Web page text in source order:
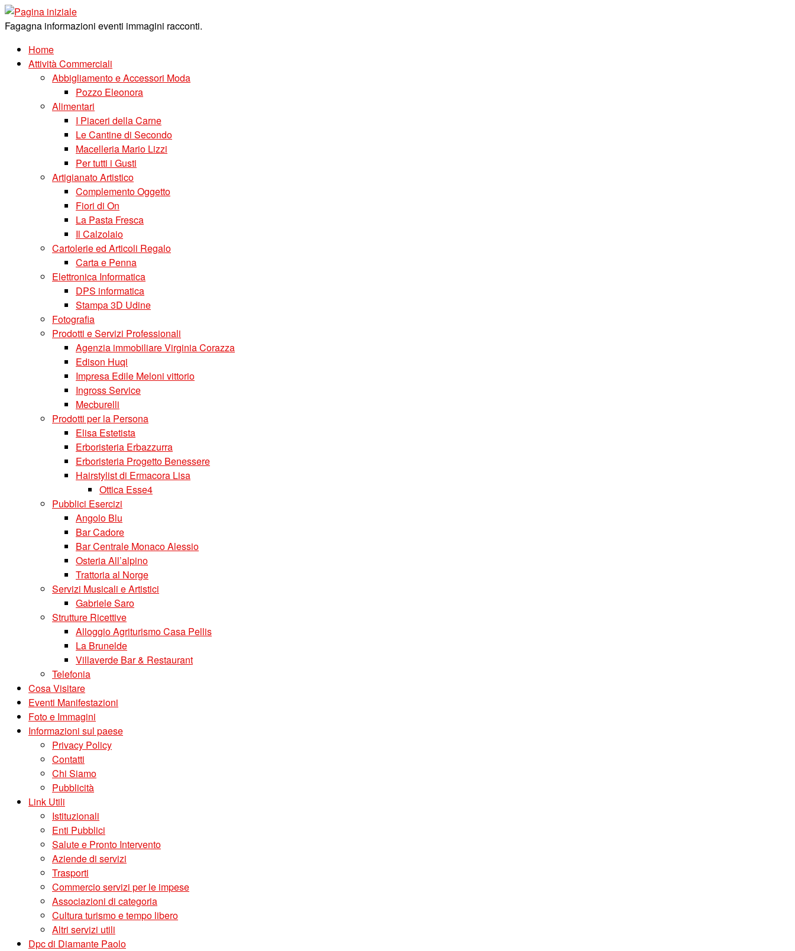
Skip
to
Fagagna informazioni eventi immagini racconti.
Home
Attività Commerciali
Abbigliamento e Accessori Moda
Pozzo Eleonora
Alimentari
I Piaceri della Carne
Le Cantine di Secondo
Macelleria Mario Lizzi
Per tutti i Gusti
Artigianato Artistico
Complemento Oggetto
Fiori di On
La Pasta Fresca
Il Calzolaio
Cartolerie ed Articoli Regalo
Carta e Penna
Elettronica Informatica
DPS informatica
Stampa 3D Udine
Fotografia
Prodotti e Servizi Professionali
Agenzia immobiliare Virginia Corazza
Edison Huqi
Impresa Edile Meloni vittorio
Ingross Service
Mecburelli
Prodotti per la Persona
Elisa Estetista
Erboristeria Erbazzurra
Erboristeria Progetto Benessere
Hairstylist di Ermacora Lisa
Ottica Esse4
Pubblici Esercizi
Angolo Blu
Bar Cadore
Bar Centrale Monaco Alessio
Osteria All’alpino
Trattoria al Norge
Servizi Musicali e Artistici
Gabriele Saro
Strutture Ricettive
Alloggio Agriturismo Casa Pellis
La Brunelde
Villaverde Bar & Restaurant
Telefonia
Cosa Visitare
Eventi Manifestazioni
Foto e Immagini
Informazioni sul paese
Privacy Policy
Contatti
Chi Siamo
Pubblicità
Link Utili
Istituzionali
Enti Pubblici
Salute e Pronto Intervento
Aziende di servizi
Trasporti
Commercio servizi per le impese
Associazioni di categoria
Cultura turismo e tempo libero
Altri servizi utili
Dpc di Diamante Paolo